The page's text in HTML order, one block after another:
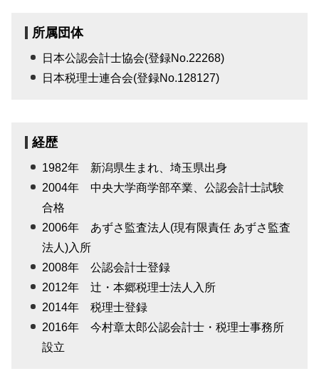
所属団体
日本公認会計士協会(登録No.22268)
日本税理士連合会(登録No.128127)
経歴
1982年 新潟県生まれ、埼玉県出身
2004年 中央大学商学部卒業、公認会計士試験
合格
2006年 あずさ監査法人(現有限責任 あずさ監査
法人)入所
2008年 公認会計士登録
2012年 辻・本郷税理士法人入所
2014年 税理士登録
2016年 今村章太郎公認会計士・税理士事務所
設立